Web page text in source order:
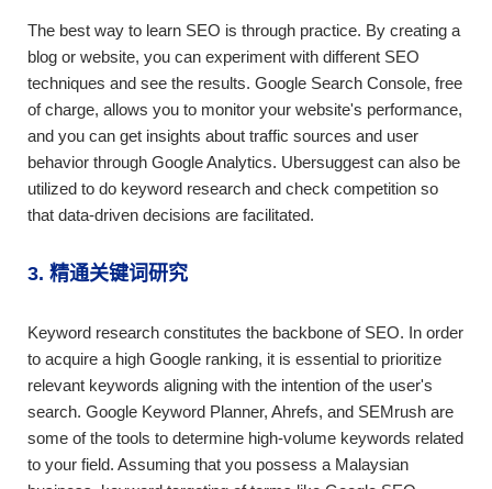
The best way to learn SEO is through practice. By creating a
blog or website, you can experiment with different SEO
techniques and see the results. Google Search Console, free
of charge, allows you to monitor your website's performance,
and you can get insights about traffic sources and user
behavior through Google Analytics. Ubersuggest can also be
utilized to do keyword research and check competition so
that data-driven decisions are facilitated.
3. 精通关键词研究
Keyword research constitutes the backbone of SEO. In order
to acquire a high Google ranking, it is essential to prioritize
relevant keywords aligning with the intention of the user's
search. Google Keyword Planner, Ahrefs, and SEMrush are
some of the tools to determine high-volume keywords related
to your field. Assuming that you possess a Malaysian